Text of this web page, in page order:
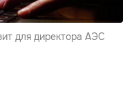
для директора АЭС